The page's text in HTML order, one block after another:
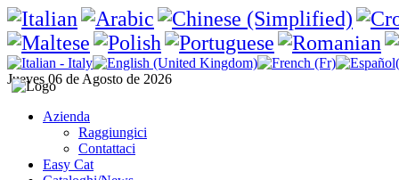
Jueves 06 de Agosto de 2026
Azienda
Raggiungici
Contattaci
Easy Cat